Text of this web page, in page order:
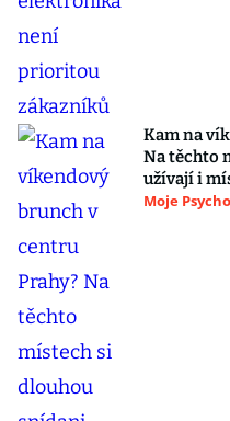
Kam na
Na těchto
užívají i
Moje